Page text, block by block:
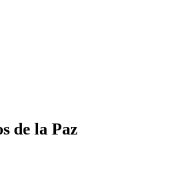
de la Paz